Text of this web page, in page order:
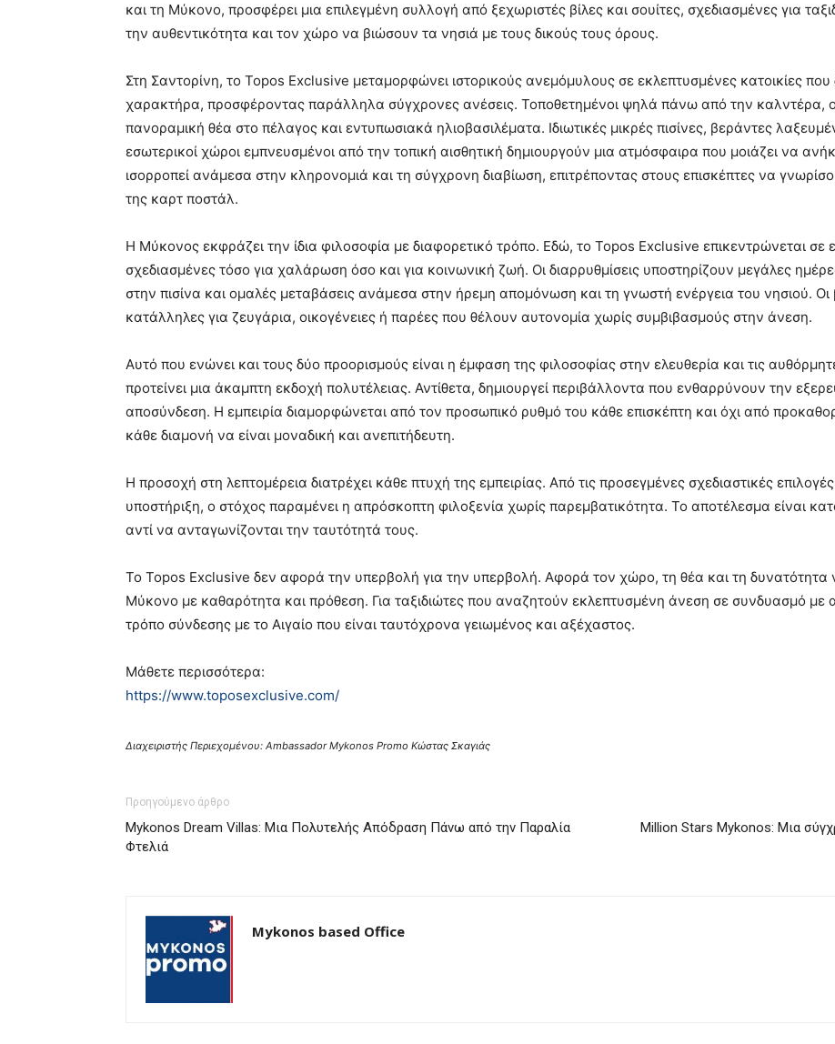
και τη Μύκονο, προσφέρει μια επιλεγμένη συλλογή από ξεχωριστές βίλες και σουίτες, σχεδιασμένες για
την αυθεντικότητα και τον χώρο να βιώσουν τα νησιά με τους δικούς τους όρους.
Στη Σαντορίνη, το Topos Exclusive μεταμορφώνει ιστορικούς ανεμόμυλους σε εκλεπτυσμένες κατοικίες που
χαρακτήρα, προσφέροντας παράλληλα σύγχρονες ανέσεις. Τοποθετημένοι ψηλά πάνω από την καλντέρα,
πανοραμική θέα στο πέλαγος και εντυπωσιακά ηλιοβασιλέματα. Ιδιωτικές μικρές πισίνες, βεράντες
εσωτερικοί χώροι εμπνευσμένοι από την τοπική αισθητική δημιουργούν μια ατμόσφαιρα που μοιάζει να
ισορροπεί ανάμεσα στην κληρονομιά και τη σύγχρονη διαβίωση, επιτρέποντας στους επισκέπτες να
της καρτ ποστάλ.
Η Μύκονος εκφράζει την ίδια φιλοσοφία με διαφορετικό τρόπο. Εδώ, το Topos Exclusive επικεντρώνεται σε
σχεδιασμένες τόσο για χαλάρωση όσο και για κοινωνική ζωή. Οι διαρρυθμίσεις υποστηρίζουν μεγάλες
στην πισίνα και ομαλές μεταβάσεις ανάμεσα στην ήρεμη απομόνωση και τη γνωστή ενέργεια του νησιού. Οι
κατάλληλες για ζευγάρια, οικογένειες ή παρέες που θέλουν αυτονομία χωρίς συμβιβασμούς στην άνεση.
Αυτό που ενώνει και τους δύο προορισμούς είναι η έμφαση της φιλοσοφίας στην ελευθερία και τις
προτείνει μια άκαμπτη εκδοχή πολυτέλειας. Αντίθετα, δημιουργεί περιβάλλοντα που ενθαρρύνουν την
αποσύνδεση. Η εμπειρία διαμορφώνεται από τον προσωπικό ρυθμό του κάθε επισκέπτη και όχι από
κάθε διαμονή να είναι μοναδική και ανεπιτήδευτη.
Η προσοχή στη λεπτομέρεια διατρέχει κάθε πτυχή της εμπειρίας. Από τις προσεγμένες σχεδιαστικές
υποστήριξη, ο στόχος παραμένει η απρόσκοπτη φιλοξενία χωρίς παρεμβατικότητα. Το αποτέλεσμα είναι
αντί να ανταγωνίζονται την ταυτότητά τους.
Το Topos Exclusive δεν αφορά την υπερβολή για την υπερβολή. Αφορά τον χώρο, τη θέα και τη δυνατότητα
Μύκονο με καθαρότητα και πρόθεση. Για ταξιδιώτες που αναζητούν εκλεπτυσμένη άνεση σε συνδυασμό με
τρόπο σύνδεσης με το Αιγαίο που είναι ταυτόχρονα γειωμένος και αξέχαστος.
Μάθετε περισσότερα:
https://www.toposexclusive.com/
Διαχειριστής Περιεχομένου: Ambassador Mykonos Promo Κώστας Σκαγιάς
Προηγούμενο άρθρο
Mykonos Dream Villas: Μια Πολυτελής Απόδραση Πάνω από την Παραλία
Φτελιά
Million Stars Mykonos: Μια
Mykonos based Office